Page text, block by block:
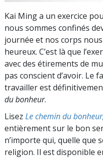
Kai Ming a un exercice
nous sommes confinés
journée et nos corps
heureux. C’est là que
avec des étirements de
pas conscient d’avoir. Le
travailler est
du bonheur.
Lisez Le chemin du
entièrement sur le bon
n’importe qui, quelle que
religion. Il est disponible